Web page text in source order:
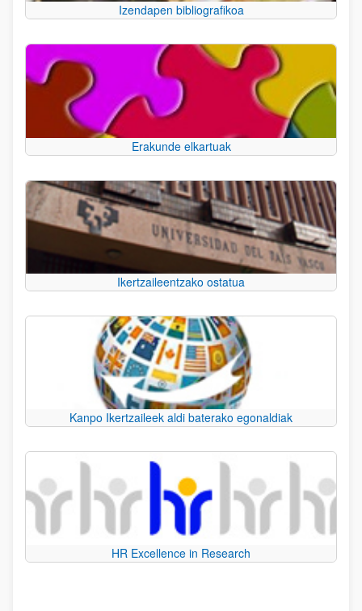
Izendapen bibliografikoa
Erakunde elkartuak
Ikertzaileentzako ostatua
Kanpo Ikertzaileek aldi baterako egonaldiak
HR Excellence in Research